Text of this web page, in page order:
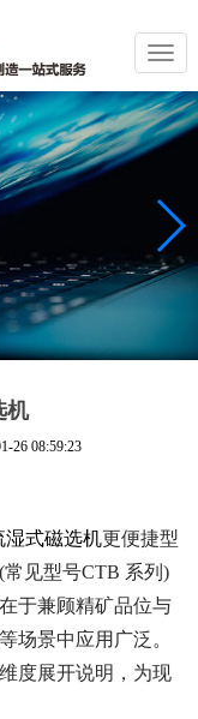
切
换
导
航
机
26 08:59:23
湿式磁选机更便捷型
见型号CTB 系列)
于兼顾精矿品位与
场景中应用广泛。
度展开说明，为现